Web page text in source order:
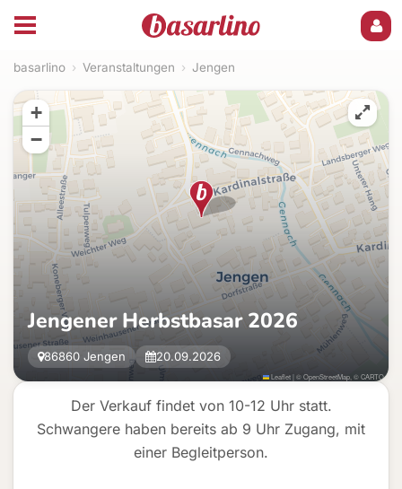
basarlino › Veranstaltungen › Jengen
Der Verkauf findet von 10-12 Uhr statt.
Schwangere haben bereits ab 9 Uhr Zugang, mit
einer Begleitperson.
Jengener Herbstbasar 2026
86860 Jengen 20.09.2026
+
−
Leaflet|©OpenStreetMap , ©CARTO